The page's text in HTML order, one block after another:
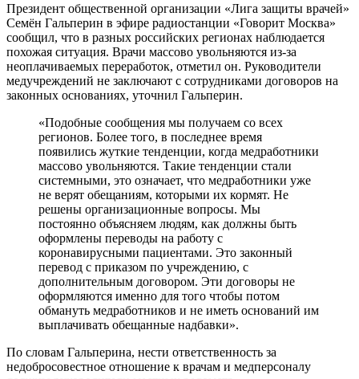
Президент общественной организации «Лига защиты врачей»
Семён Гальперин в эфире радиостанции «Говорит Москва»
сообщил, что в разных российских регионах наблюдается
похожая ситуация. Врачи массово увольняются из-за
неоплачиваемых переработок, отметил он. Руководители
медучреждений не заключают с сотрудниками договоров на
законных основаниях, уточнил Гальперин.
«Подобные сообщения мы получаем со всех
регионов. Более того, в последнее время
появились жуткие тенденции, когда медработники
массово увольняются. Такие тенденции стали
системными, это означает, что медработники уже
не верят обещаниям, которыми их кормят. Не
решены организационные вопросы. Мы
постоянно объясняем людям, как должны быть
оформлены переводы на работу с
коронавирусными пациентами. Это законный
перевод с приказом по учреждению, с
дополнительным договором. Эти договоры не
оформляются именно для того чтобы потом
обмануть медработников и не иметь оснований им
выплачивать обещанные надбавки».
По словам Гальперина, нести ответственность за
недобросовестное отношение к врачам и медперсоналу